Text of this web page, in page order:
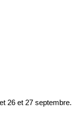
26 et 27 septembre.